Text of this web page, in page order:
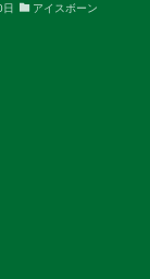
アイスボーン